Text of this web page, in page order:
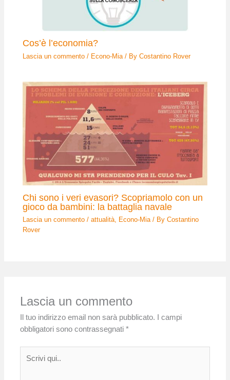
Cos’è l’economia?
Lascia un commento / Econo-Mia / ByCostantino Rover
Chi sono i veri evasori? Scopriamolo con un
gioco da bambini: la battaglia navale
Lascia un commento /attualità, Econo-Mia/ ByCostantino
Rover
Lascia un commento
Il tuo indirizzo email non sarà pubblicato.
I campi
obbligatori sono contrassegnati*
qui..